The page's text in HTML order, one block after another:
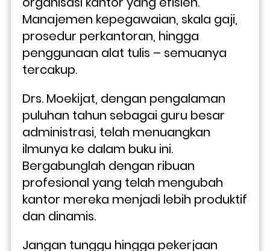
Manajemen kepegawaian, skala gaji,
prosedur perkantoran, hingga
penggunaan alat tulis – semuanya
tercakup.
Drs. Moekijat, dengan pengalaman
puluhan tahun sebagai guru besar
administrasi, telah menuangkan
ilmunya ke dalam buku ini.
Bergabunglah dengan ribuan
profesional yang telah mengubah
kantor mereka menjadi lebih produktif
dan dinamis.
Jangan tunggu hingga pekerjaan